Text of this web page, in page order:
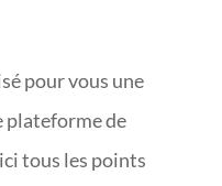
pour vous une
plateforme de
tous les points